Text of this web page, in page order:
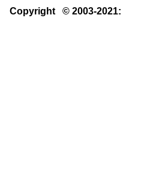
Copyright © 2003-2021: